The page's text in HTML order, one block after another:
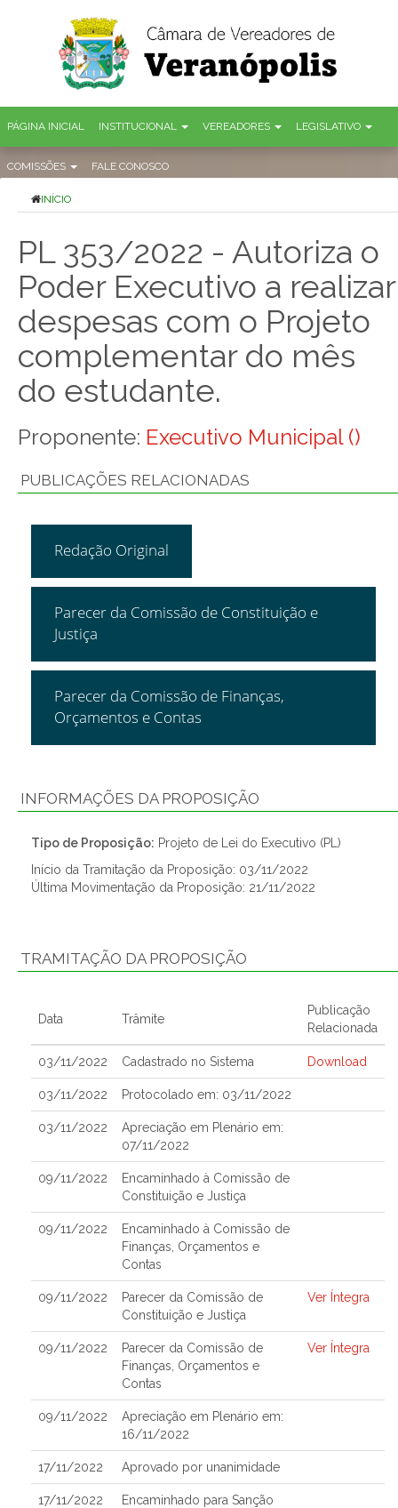
PÁGINA INICIAL INSTITUCIONAL VEREADORES LEGISLATIVO
COMISSÕES FALE CONOSCO
INÍCIO
PL 353/2022 - Autoriza o
Poder Executivo a realizar
despesas com o Projeto
complementar do mês
do estudante.
Proponente: Executivo Municipal ()
PUBLICAÇÕES RELACIONADAS
Redação Original
Parecer da Comissão de Constituição e
Justiça
Parecer da Comissão de Finanças,
Orçamentos e Contas
INFORMAÇÕES DA PROPOSIÇÃO
Tipo de Proposição: Projeto de Lei do Executivo (PL)
Início da Tramitação da Proposição: 03/11/2022
Última Movimentação da Proposição: 21/11/2022
TRAMITAÇÃO DA PROPOSIÇÃO
Data Trâmite
Publicação
Relacionada
03/11/2022 Cadastrado no Sistema Download
03/11/2022 Protocolado em: 03/11/2022
03/11/2022
Apreciação em Plenário em:
07/11/2022
09/11/2022
Encaminhado à Comissão de
Constituição e Justiça
09/11/2022
Encaminhado à Comissão de
Finanças, Orçamentos e
Contas
09/11/2022
Parecer da Comissão de
Constituição e Justiça
Ver Íntegra
09/11/2022
Parecer da Comissão de
Finanças, Orçamentos e
Contas
Ver Íntegra
09/11/2022
Apreciação em Plenário em:
16/11/2022
17/11/2022 Aprovado por unanimidade
17/11/2022
Encaminhado para Sanção